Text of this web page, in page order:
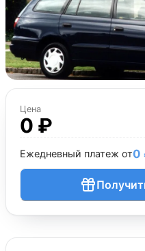
Цена
0 ₽
Ежедневный платеж от0